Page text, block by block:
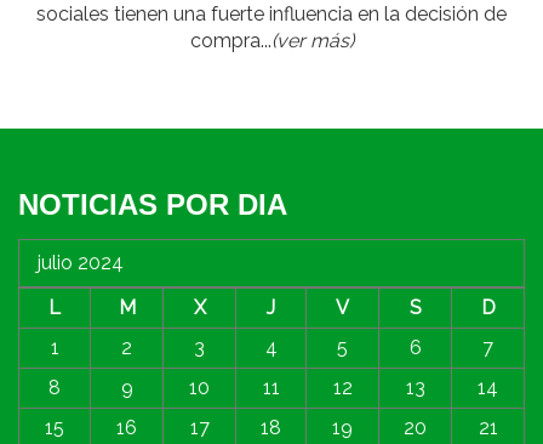
sociales tienen una fuerte influencia en la decisión de
compra...(ver más)
NOTICIAS POR DIA
julio 2024
L
M X J V S
D
1
2 3 4 5 6
7
8
9 10 11 12 13
14
15
16 17 18 19 20
21